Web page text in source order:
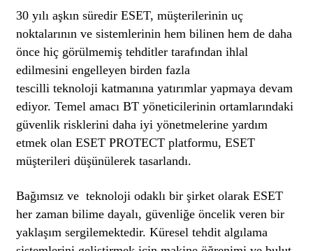
30 yılı aşkın süredir ESET, müşterilerinin uç
noktalarının ve sistemlerinin hem bilinen hem de daha
önce hiç görülmemiş tehditler tarafından ihlal
edilmesini engelleyen birden fazla
tescilliteknoloji katmanına yatırımlar yapmaya devam
ediyor. Temel amacı BT yöneticilerinin ortamlarındaki
güvenlik risklerini daha iyi yönetmelerine yardım
etmek olan ESET PROTECT platformu, ESET
müşterileri düşünülerek tasarlandı.
Bağımsız veteknoloji odaklı bir şirket olarak ESET
her zaman bilime dayalı, güvenliğe öncelik veren bir
yaklaşım sergilemektedir. Küresel tehdit algılama